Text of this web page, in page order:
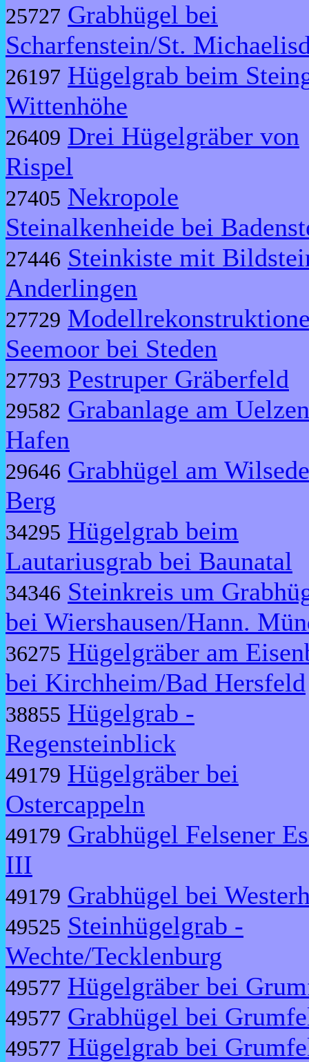
25727 Grabhügel bei
Scharfenstein/St.
26197 Hügelgrab beim
Wittenhöhe
26409 Drei Hügelgräber von
Rispel
27405 Nekropole
Steinalkenheide bei
27446 Steinkiste mit
Anderlingen
27729
Seemoor bei Steden
27793 Pestruper Gräberfeld
29582 Grabanlage am
Hafen
29646 Grabhügel am
Berg
34295 Hügelgrab beim
Lautariusgrab bei Baunatal
34346 Steinkreis um
bei Wiershausen/Hann.
36275 Hügelgräber am
bei Kirchheim/Bad Hersfeld
38855 Hügelgrab -
Regensteinblick
49179 Hügelgräber bei
Ostercappeln
49179 Grabhügel Felsener
III
49179 Grabhügel bei
49525 Steinhügelgrab -
Wechte/Tecklenburg
49577 Hügelgräber bei
49577 Grabhügel bei
49577 Hügelgrab bei